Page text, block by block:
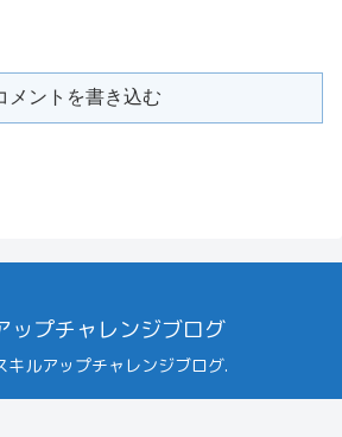
メントを書き込む
ップチャレンジブログ
ルアップチャレンジブログ.